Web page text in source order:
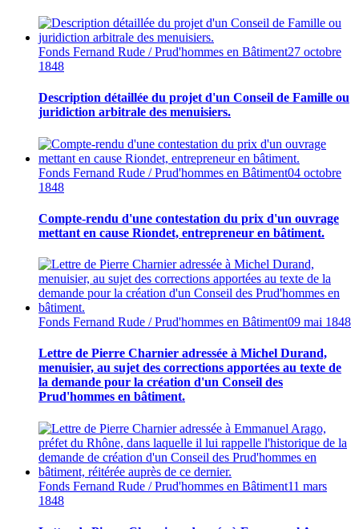
Fonds Fernand Rude / Prud'hommes en Bâtiment27 octobre
1848
Description détaillée du projet d'un Conseil de Famille ou
juridiction arbitrale des menuisiers.
Fonds Fernand Rude / Prud'hommes en Bâtiment04 octobre
1848
Compte-rendu d'une contestation du prix d'un ouvrage
mettant en cause Riondet, entrepreneur en bâtiment.
Fonds Fernand Rude / Prud'hommes en Bâtiment09 mai 1848
Lettre de Pierre Charnier adressée à Michel Durand,
menuisier, au sujet des corrections apportées au texte de
la demande pour la création d'un Conseil des
Prud'hommes en bâtiment.
Fonds Fernand Rude / Prud'hommes en Bâtiment11 mars
1848